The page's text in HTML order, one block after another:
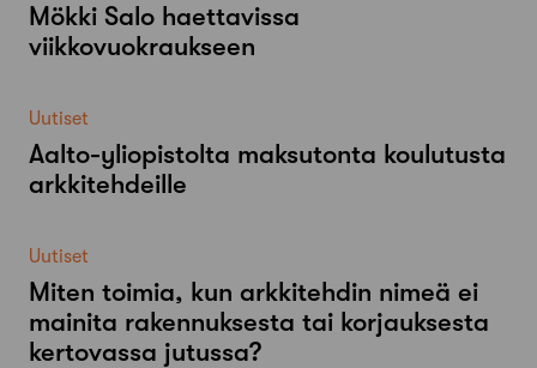
Mökki Salo haettavissa
viikkovuokraukseen
Uutiset
Aalto-​yliopistolta maksutonta koulutusta
arkkitehdeille
Uutiset
Miten toimia, kun arkkitehdin nimeä ei
mainita rakennuksesta tai korjauksesta
kertovassa jutussa?